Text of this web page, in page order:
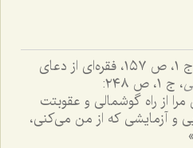
، ج ١، ص ١٥٧، فقره‌ای از دعای
، ج ١، ص ٢٤٨:
از راه گوشمالی و عقوبتت
و آزمایشی که از من می‌کنی،